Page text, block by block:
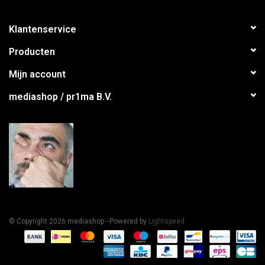
Klantenservice
Producten
Mijn account
mediashop / pr1ma B.V.
© Copyright 2026 mediashop - Powered by Lightspeed